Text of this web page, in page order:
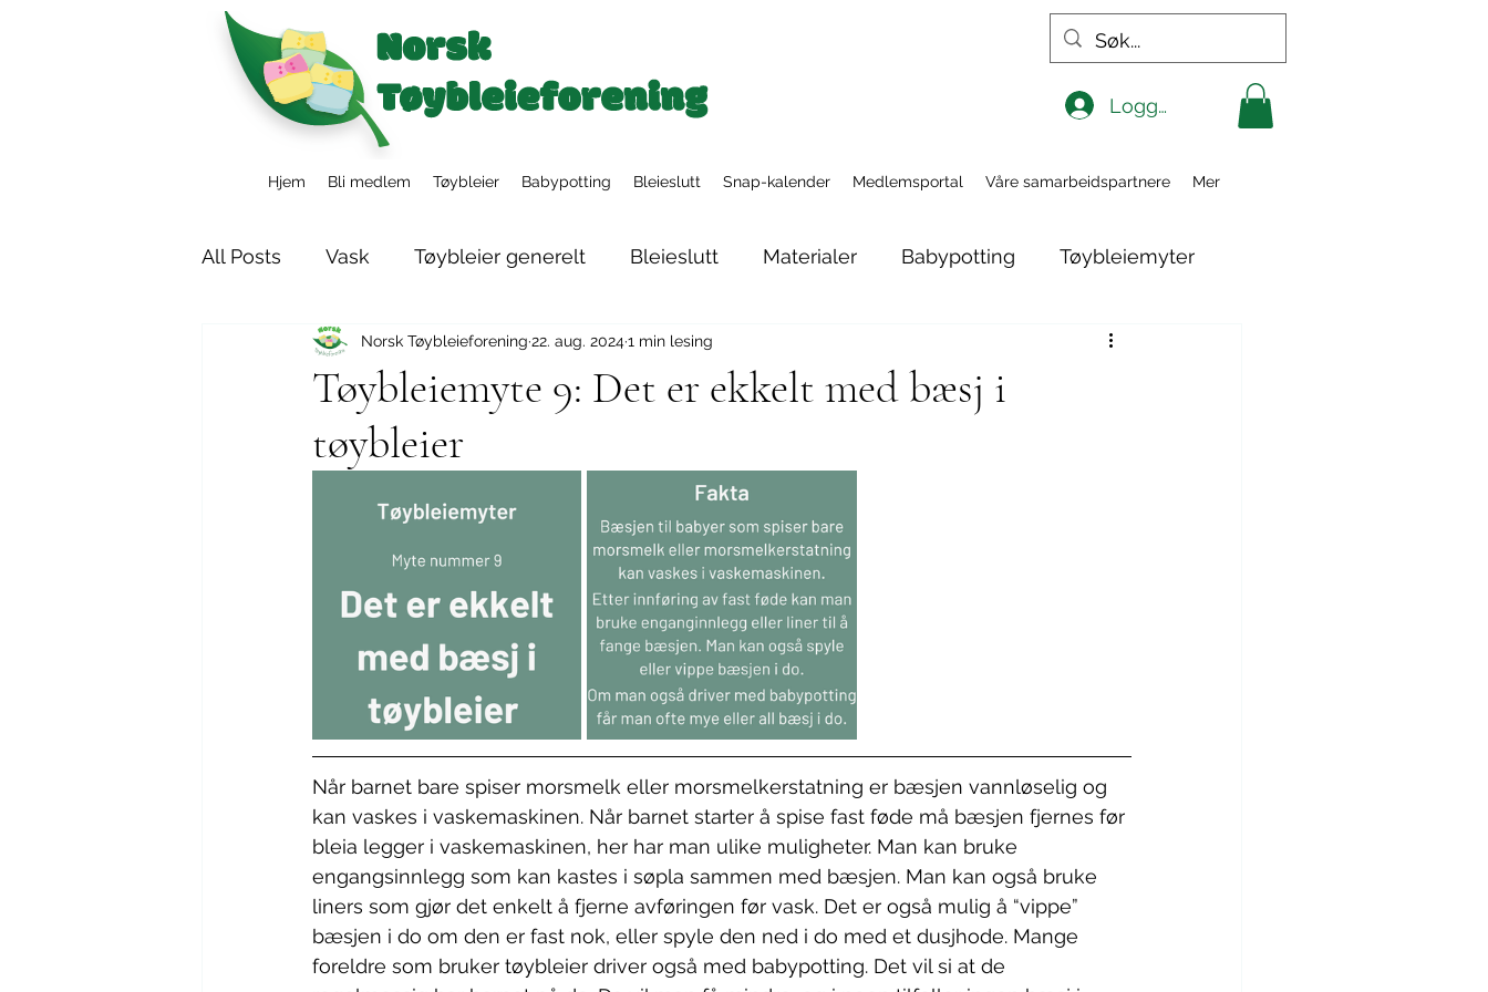
Logg inn
Hjem Bli medlem Tøybleier Babypotting Bleieslutt Snap-kalender Medlemsportal Våre samarbeidspartnere Mer
All Posts Vask Tøybleier generelt Bleieslutt Materialer Babypotting Tøybleiemyter
Tøybleier i barnehagen Nyfødtbleier Tøybleiesystemer
Tøybleiemyte 9: Det er ekkelt med bæsj i
tøybleier
Norsk Tøybleieforening 22. aug. 20241 min lesing
Når barnet bare spiser morsmelk eller morsmelkerstatning er bæsjen vannløselig og
kan vaskes i vaskemaskinen. Når barnet starter å spise fast føde må bæsjen fjernes før
bleia legger i vaskemaskinen, her har man ulike muligheter. Man kan bruke
engangsinnlegg som kan kastes i søpla sammen med bæsjen. Man kan også bruke
liners som gjør det enkelt å fjerne avføringen før vask. Det er også mulig å “vippe”
bæsjen i do om den er fast nok, eller spyle den ned i do med et dusjhode. Mange
foreldre som bruker tøybleier driver også med babypotting. Det vil si at de